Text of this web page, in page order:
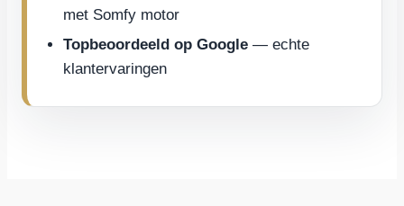
met Somfy motor
Topbeoordeeld op Google — echte
klantervaringen